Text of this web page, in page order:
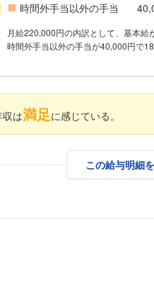
時間外手当以外の手当
月給220,000円の内訳として、基本給
時間外手当以外の手当が40,000円で
収は満足に感じている。
この給与明細